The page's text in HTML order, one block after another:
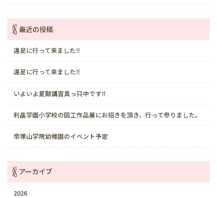
最近の投稿
遠足に行って来ました‼️
遠足に行って来ました‼️
いよいよ夏期講習真っ只中です‼️
利晶学園小学校の図工作品展にお招きを頂き、行って参りました。
帝塚山学院幼稚園のイベント予定
アーカイブ
2026